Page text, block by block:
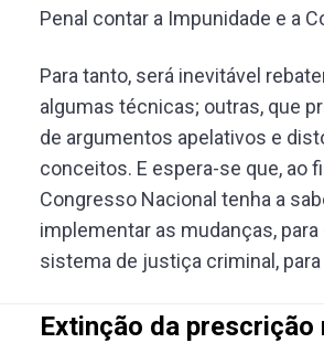
Penal contar a Impunidade e a
Para tanto, será inevitável
algumas técnicas; outras, que
de argumentos apelativos e
conceitos. E espera-se que, ao
Congresso Nacional tenha a
implementar as mudanças, para
sistema de justiça criminal,
Extinção da